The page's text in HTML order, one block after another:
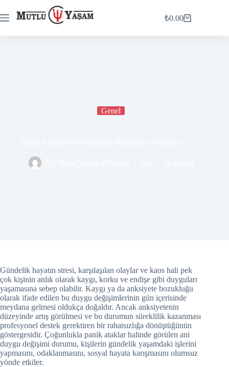
₺0.00
Genel
Gündelik hayatın stresi, karşılaşılan olaylar ve kaos hali pek
çok kişinin anlık olarak kaygı, korku ve endişe gibi duyguları
yaşamasına sebep olabilir. Kaygı ya da anksiyete bozukluğu
olarak ifade edilen bu duygu değişimlerinin gün içerisinde
meydana gelmesi oldukça doğaldır. Ancak anksiyetenin
düzeyinde artış görülmesi ve bu durumun süreklilik kazanması
profesyonel destek gerektiren bir rahatsızlığa dönüştüğünün
göstergesidir. Çoğunlukla panik ataklar halinde görülen ani
duygu değişimi durumu, kişilerin gündelik yaşamdaki işlerini
yapmasını, odaklanmasını, sosyal hayata karışmasını olumsuz
yönde etkiler.